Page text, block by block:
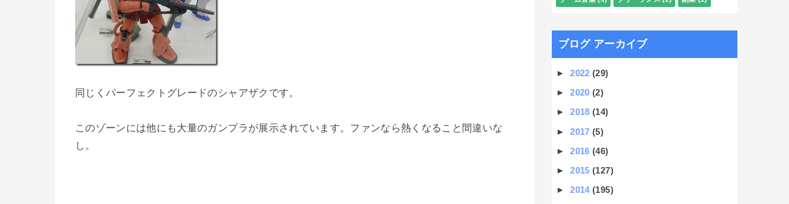
同じくパーフェクトグレードのシャアザクです。
このゾーンには他にも大量のガンプラが展示されています。ファンなら熱くなること間違いな
し。
ブログ アーカイブ
►2022(29)
►2020(2)
►2018(14)
►2017(5)
►2016(46)
►2015(127)
►2014(195)